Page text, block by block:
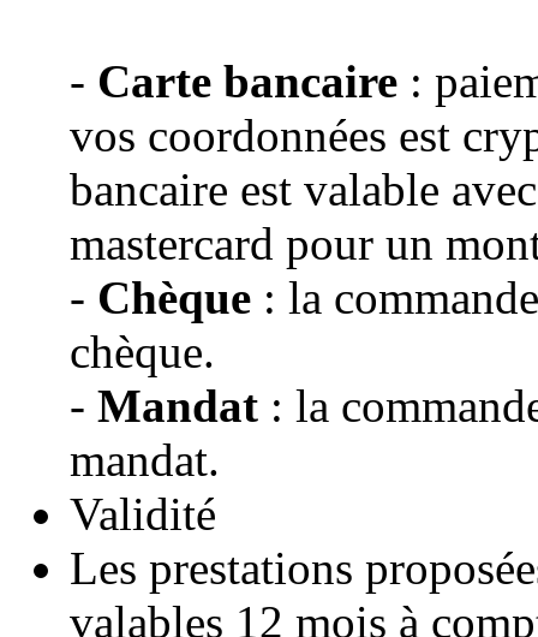
- Carte bancaire :
vos coordonnées est
bancaire est valable
mastercard pour un
- Chèque : la
chèque.
- Mandat : la
mandat.
Validité
Les prestations
valables 12 mois à